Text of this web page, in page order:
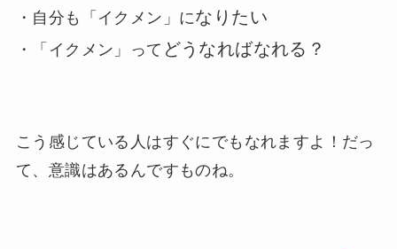
・自分も「イクメン」になりたい
・「イクメン」って どうなればなれる？
こう感じている人はすぐにでもなれますよ！だっ
て、意識はあるんですものね。